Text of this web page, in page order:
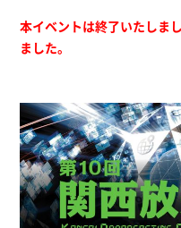
本イベントは終了いたしま
ました。